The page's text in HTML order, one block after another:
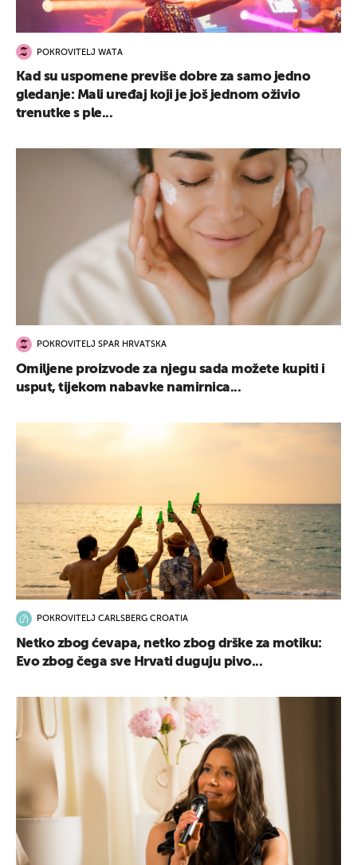
POKROVITELJ WATA
Kad su uspomene previše dobre za samo jedno
gledanje: Mali uređaj koji je još jednom oživio
trenutke s ple...
POKROVITELJ SPAR HRVATSKA
Omiljene proizvode za njegu sada možete kupiti i
usput, tijekom nabavke namirnica...
POKROVITELJ CARLSBERG CROATIA
Netko zbog ćevapa, netko zbog drške za motiku:
Evo zbog čega sve Hrvati duguju pivo...